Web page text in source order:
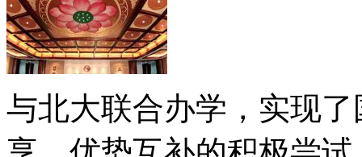
与北大联合办学，实现